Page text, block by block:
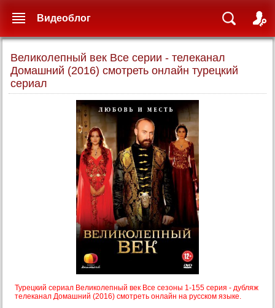
Великолепный век Все серии - телеканал
Домашний (2016) смотреть онлайн турецкий
сериал
Турецкий сериал Великолепный век Все сезоны 1-155 серия - дубляж
телеканал Домашний (2016) смотреть онлайн на русском языке.
Видеоблог